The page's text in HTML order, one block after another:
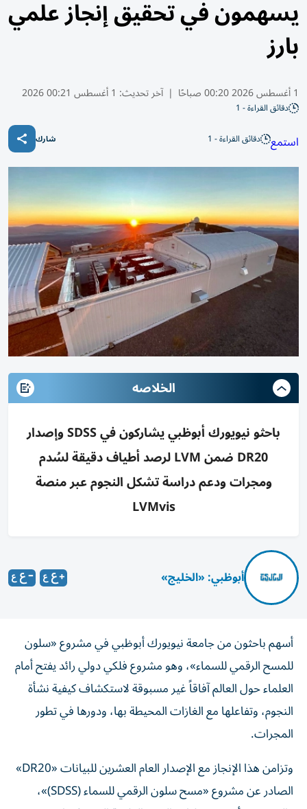
يسهمون في تحقيق إنجاز علمي
بارز
1 أغسطس 2026 00:20 صباحًا | آخر تحديث: 1 أغسطس 00:21 2026
دقائق القراءة - 1
استمع دقائق القراءة - 1 شارك
الخلاصه
باحثو نيويورك أبوظبي يشاركون في SDSS وإصدار
DR20 ضمن LVM لرصد أطياف دقيقة لسُدم
ومجرات ودعم دراسة تشكل النجوم عبر منصة
LVMvis
أبوظبي: «الخليج»
أسهم باحثون من جامعة نيويورك أبوظبي في مشروع «سلون
للمسح الرقمي للسماء»، وهو مشروع فلكي دولي رائد يفتح أمام
العلماء حول العالم آفاقاً غير مسبوقة لاستكشاف كيفية نشأة
النجوم، وتفاعلها مع الغازات المحيطة بها، ودورها في تطور
المجرات.
وتزامن هذا الإنجاز مع الإصدار العام العشرين للبيانات «DR20»
الصادر عن مشروع «مسح سلون الرقمي للسماء (SDSS)»،